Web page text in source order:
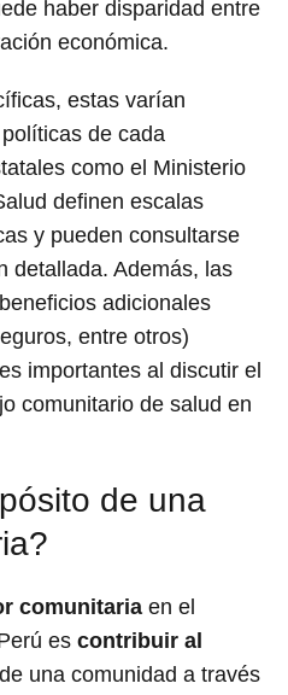
haber disparidad entre
económica.
estas varían
de cada
como el Ministerio
definen escalas
y pueden consultarse
detallada. Además, las
adicionales
entre otros)
importantes al discutir el
comunitario de salud en
de una
comunitaria en el
es contribuir al
de una comunidad a través